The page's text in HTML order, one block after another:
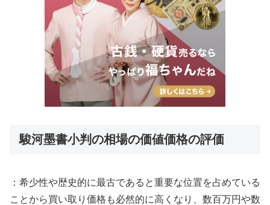
駿河墨書小判の相場の価値価格の評価
：希少性や歴史的に最古であると重要な位置を占めている
ことから買い取り価格も必然的に高くなり、数百万円や数